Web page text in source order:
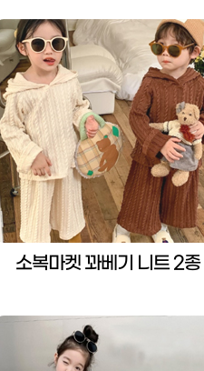
소복마켓 꽈베기 니트 2종